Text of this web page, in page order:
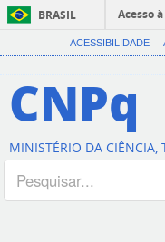
BRASIL
Acesso
ACESSIBILIDADE
CNPq
MINISTÉRIO DA CIÊNCIA,